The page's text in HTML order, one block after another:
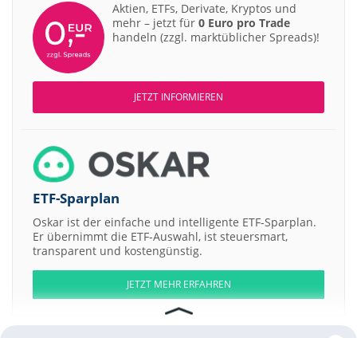
Aktien, ETFs, Derivate, Kryptos und
mehr – jetzt für 0 Euro pro Trade
handeln (zzgl. marktüblicher Spreads)!
JETZT INFORMIEREN
ETF-Sparplan
Oskar ist der einfache und intelligente ETF-Sparplan.
Er übernimmt die ETF-Auswahl, ist steuersmart,
transparent und kostengünstig.
JETZT MEHR ERFAHREN